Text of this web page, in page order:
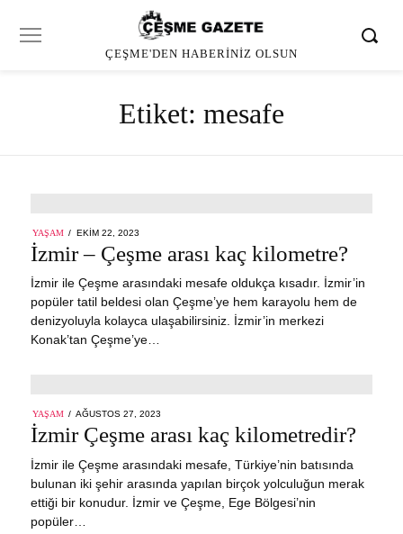
ÇEŞME'DEN HABERINIZ OLSUN
Etiket: mesafe
YAŞAM
POSTED
EKIM 22, 2023
İzmir – Çeşme arası kaç kilometre?
İzmir ile Çeşme arasındaki mesafe oldukça kısadır. İzmir’in
popüler tatil beldesi olan Çeşme’ye hem karayolu hem de
denizyoluyla kolayca ulaşabilirsiniz. İzmir’in merkezi
Konak’tan Çeşme’ye…
YAŞAM
POSTED
ON
AĞUSTOS 27, 2023
İzmir Çeşme arası kaç kilometredir?
İzmir ile Çeşme arasındaki mesafe, Türkiye’nin batısında
bulunan iki şehir arasında yapılan birçok yolculuğun merak
ettiği bir konudur. İzmir ve Çeşme, Ege Bölgesi’nin
popüler…